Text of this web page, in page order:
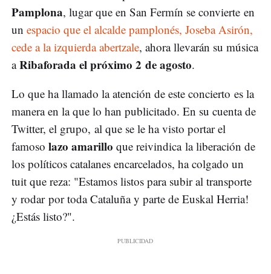
Pamplona, lugar que en San Fermín se convierte en
un espacio que el alcalde pamplonés, Joseba Asirón,
cede a la izquierda abertzale, ahora llevarán su música
aRibaforada el próximo 2 de agosto.
Lo que ha llamado la atención de este concierto es la
manera en la que lo han publicitado. En su cuenta de
Twitter, el grupo, al que se le ha visto portar el
famoso lazo amarillo que reivindica la liberación de
los políticos catalanes encarcelados, ha colgado un
tuit que reza: "Estamos listos para subir al transporte
y rodar por toda Cataluña y parte de Euskal Herria!
¿Estás listo?".